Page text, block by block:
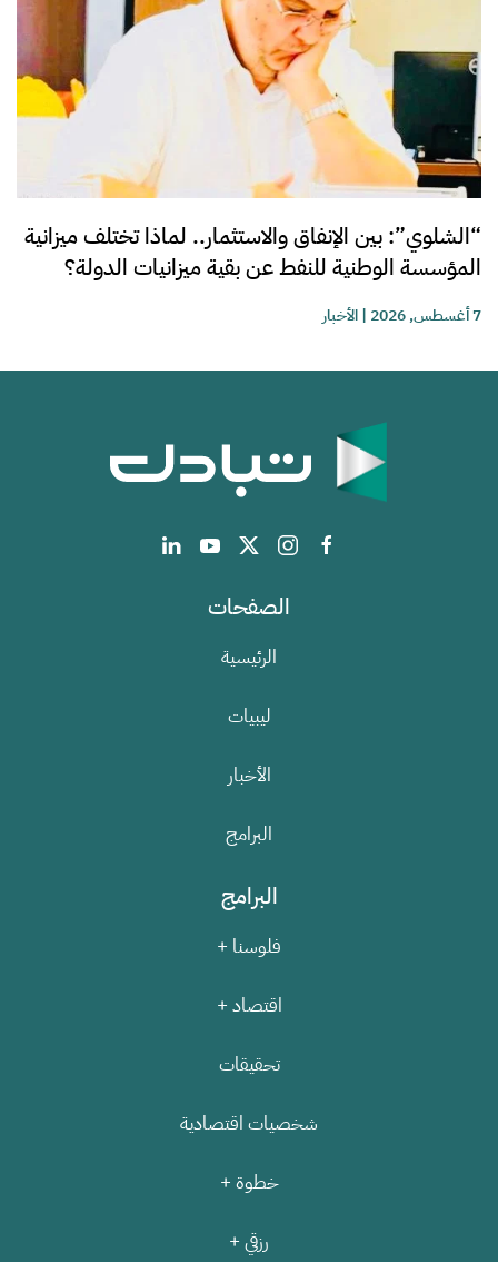
“الشلوي”: بين الإنفاق والاستثمار.. لماذا تختلف ميزانية
المؤسسة الوطنية للنفط عن بقية ميزانيات الدولة؟
7 أغسطس, 2026 |الأخبار
الصفحات
الرئيسية
ليبيات
الأخبار
البرامج
البرامج
فلوسنا +
اقتصاد +
تحقيقات
شخصيات اقتصادية
خطوة +
رزقي +